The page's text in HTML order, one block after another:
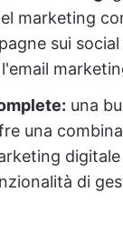
marketing
sui
una
una
digitale
di